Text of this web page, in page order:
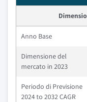
Anno Base
Dimensione del
mercato in 2023
Periodo di Previsione
2024 to 2032 CAGR